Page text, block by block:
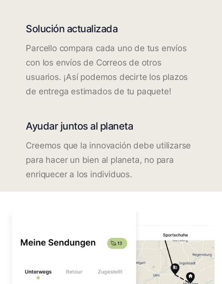
Solución actualizada
Parcello compara cada uno de tus envíos
con los envíos de Correos de otros
usuarios. ¡Así podemos decirte los plazos
de entrega estimados de tu paquete!
Ayudar juntos al planeta
Creemos que la innovación debe utilizarse
para hacer un bien al planeta, no para
enriquecer a los individuos.